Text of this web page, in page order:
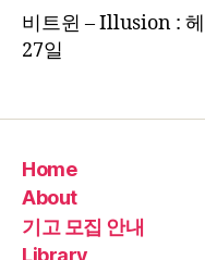
비트윈 – Illusion :
27일
Home
About
기고 모집 안내
Library